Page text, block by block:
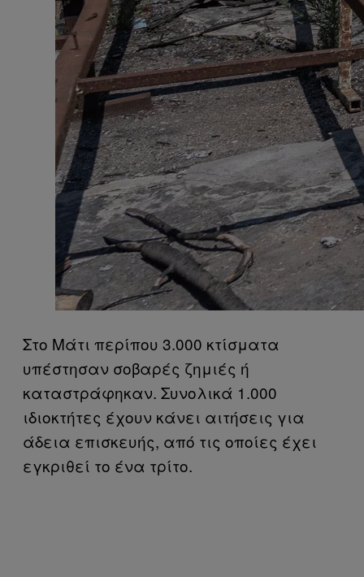
Στο Μάτι περίπου 3.000 κτίσματα
υπέστησαν σοβαρές ζημιές ή
καταστράφηκαν. Συνολικά 1.000
ιδιοκτήτες έχουν κάνει αιτήσεις για
άδεια επισκευής, από τις οποίες έχει
εγκριθεί το ένα τρίτο.